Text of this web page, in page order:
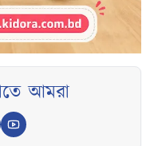
আমরা